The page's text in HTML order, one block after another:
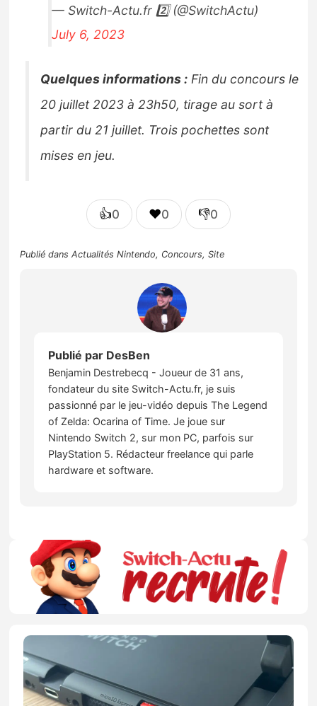
— Switch-Actu.fr 2️⃣ (@SwitchActu)
July 6, 2023
Quelques informations : Fin du concours le
20 juillet 2023 à 23h50, tirage au sort à
partir du 21 juillet. Trois pochettes sont
mises en jeu.
👍0 ❤️0 👎0
Publié dansActualités Nintendo, Concours,Site
Publié par DesBen
Benjamin Destrebecq - Joueur de 31 ans,
fondateur du site Switch-Actu.fr, je suis
passionné par le jeu-vidéo depuis The Legend
of Zelda: Ocarina of Time. Je joue sur
Nintendo Switch 2, sur mon PC, parfois sur
PlayStation 5. Rédacteur freelance qui parle
hardware et software.